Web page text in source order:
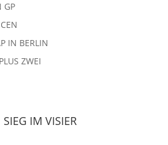
GP
IN BERLIN
ZWEI
IM VISIER